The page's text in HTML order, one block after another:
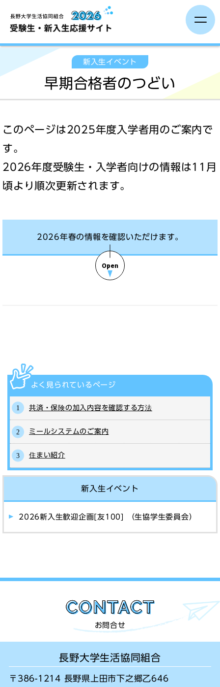
新入生保護者向け企画
加入手続き
入学後について
新入生イベント
早期合格者のつどい
このページは2025年度入学者用のご案内で
す。
2026年度受験生・入学者向けの情報は11月
頃より順次更新されます。
2026年春の情報を確認いただけます。
新入生イベント
2026新入生歓迎企画[友100] （生協学生委員会）
よく見られているページ
共済・保険の加入内容を確認する方法
ミールシステムのご案内
住まい紹介
お問合せ
長野大学生活協同組合
〒386-1214 長野県上田市下之郷乙646